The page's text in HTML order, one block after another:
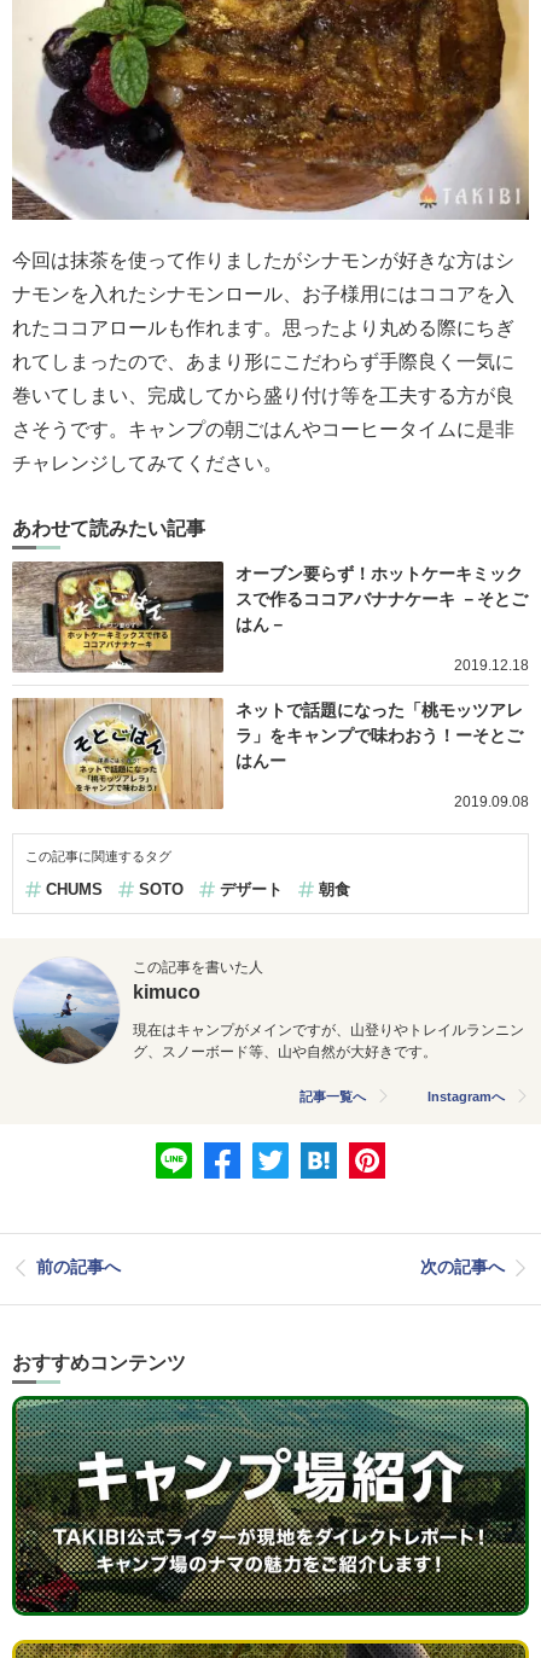
今回は抹茶を使って作りましたがシナモンが好きな方はシ
ナモンを入れたシナモンロール、お子様用にはココアを入
れたココアロールも作れます。思ったより丸める際にちぎ
れてしまったので、あまり形にこだわらず手際良く一気に
巻いてしまい、完成してから盛り付け等を工夫する方が良
さそうです。キャンプの朝ごはんやコーヒータイムに是非
チャレンジしてみてください。
あわせて読みたい記事
オーブン要らず！ホットケーキミック
スで作るココアバナナケーキ －そとご
はん－
2019.12.18
ネットで話題になった「桃モッツアレ
ラ」をキャンプで味わおう！ーそとご
はんー
2019.09.08
この記事に関連するタグ
CHUMS SOTO デザート 朝食
この記事を書いた人
kimuco
現在はキャンプがメインですが、山登りやトレイルランニン
グ、
スノーボード等、山や自然が大好きです。
記事一覧へ Instagramへ
前の記事へ 次の記事へ
おすすめコンテンツ